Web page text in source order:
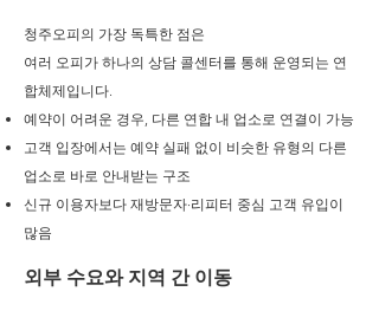
청주오피의 가장 독특한 점은
여러 오피가 하나의 상담 콜센터를 통해 운영되는 연
합체제입니다.
예약이 어려운 경우, 다른 연합 내 업소로 연결이 가능
고객 입장에서는 예약 실패 없이 비슷한 유형의 다른
업소로 바로 안내받는 구조
신규 이용자보다 재방문자·리피터 중심 고객 유입이
많음
외부 수요와 지역 간 이동